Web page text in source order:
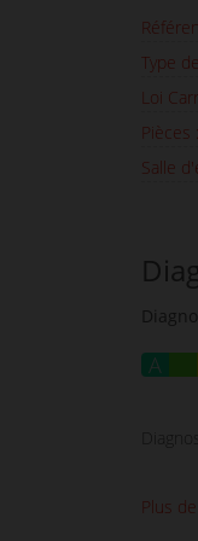
Type
Loi
Pièces :
Salle
A
Plus